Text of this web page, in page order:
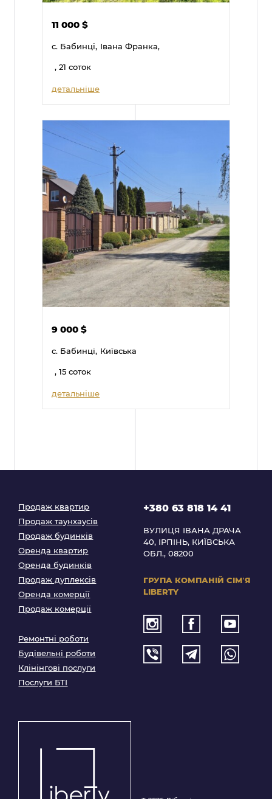
11 000$
с. Бабинці, Івана Франка,
, 21 соток
детальніше
9 000$
с. Бабинці, Київська
, 15 соток
детальніше
Продаж квартир
Продаж таунхаусів
Продаж будинків
Оренда квартир
Оренда будинків
Продаж дуплексів
Оренда комерції
Продаж комерції
Ремонтні роботи
Будівельні роботи
Клінінгові послуги
Послуги БТІ
+380 63 818 14 41
ВУЛИЦЯ ІВАНА ДРАЧА
40, ІРПІНЬ, КИЇВСЬКА
ОБЛ., 08200
ГРУПА КОМПАНІЙ СІМʼЯ
LIBERTY